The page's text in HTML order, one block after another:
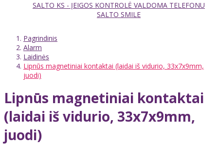
SALTO KS - ĮEIGOS KONTROLĖ VALDOMA TELEFONU
SALTO SMILE
Pagrindinis
Alarm
Laidinės
Lipnūs magnetiniai kontaktai (laidai iš vidurio, 33x7x9mm,
juodi)
Lipnūs magnetiniai kontaktai
(laidai iš vidurio, 33x7x9mm,
juodi)